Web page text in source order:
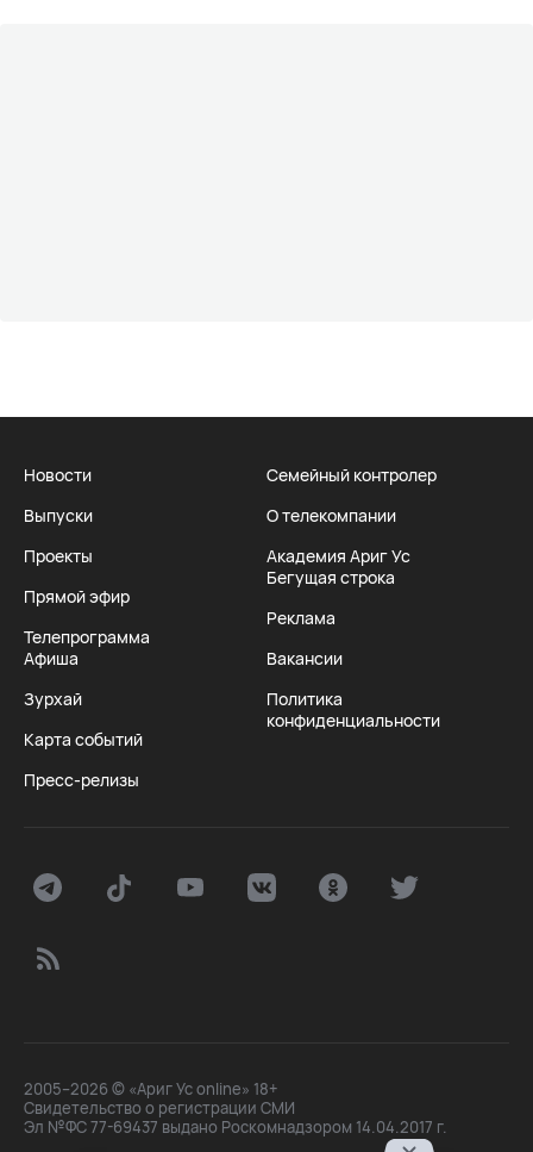
Новости
Выпуски
Проекты
Прямой эфир
Телепрограмма
Афиша
Зурхай
Карта событий
Пресс-релизы
Семейный контролер
О телекомпании
Академия Ариг Ус
Бегущая строка
Реклама
Вакансии
Политика
конфиденциальности
2005–2026 © «Ариг Ус online» 18+
Свидетельство о регистрации СМИ
Эл №ФС 77-69437 выдано Роскомнадзором 14.04.2017 г.